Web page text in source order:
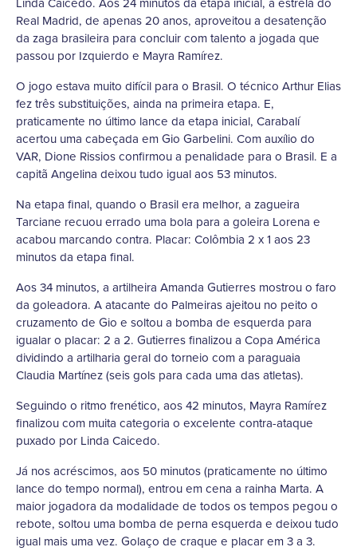
Real Madrid, de apenas 20 anos, aproveitou a desatenção
da zaga brasileira para concluir com talento a jogada que
passou por Izquierdo e Mayra Ramírez.
O jogo estava muito difícil para o Brasil. O técnico Arthur Elias
fez três substituições, ainda na primeira etapa. E,
praticamente no último lance da etapa inicial, Carabalí
acertou uma cabeçada em Gio Garbelini. Com auxílio do
VAR, Dione Rissios confirmou a penalidade para o Brasil. E a
capitã Angelina deixou tudo igual aos 53 minutos.
Na etapa final, quando o Brasil era melhor, a zagueira
Tarciane recuou errado uma bola para a goleira Lorena e
acabou marcando contra. Placar: Colômbia 2 x 1 aos 23
minutos da etapa final.
Aos 34 minutos, a artilheira Amanda Gutierres mostrou o faro
da goleadora. A atacante do Palmeiras ajeitou no peito o
cruzamento de Gio e soltou a bomba de esquerda para
igualar o placar: 2 a 2. Gutierres finalizou a Copa América
dividindo a artilharia geral do torneio com a paraguaia
Claudia Martínez (seis gols para cada uma das atletas).
Seguindo o ritmo frenético, aos 42 minutos, Mayra Ramírez
finalizou com muita categoria o excelente contra-ataque
puxado por Linda Caicedo.
Já nos acréscimos, aos 50 minutos (praticamente no último
lance do tempo normal), entrou em cena a rainha Marta. A
maior jogadora da modalidade de todos os tempos pegou o
rebote, soltou uma bomba de perna esquerda e deixou tudo
igual mais uma vez. Golaço de craque e placar em 3 a 3.